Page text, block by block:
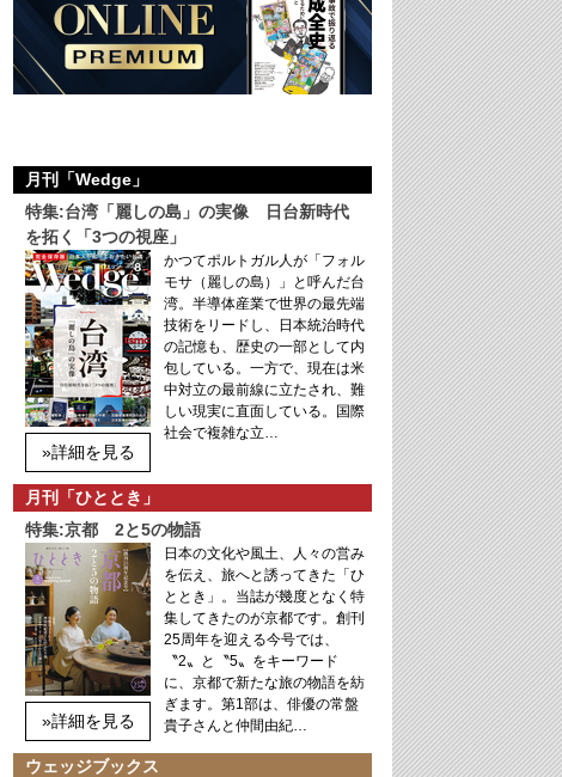
月刊「Wedge」
特集:台湾「麗しの島」の実像 日台新時代
を拓く「3つの視座」
»詳細を見る
かつてポルトガル人が「フォル
モサ（麗しの島）」と呼んだ台
湾。半導体産業で世界の最先端
技術をリードし、日本統治時代
の記憶も、歴史の一部として内
包している。一方で、現在は米
中対立の最前線に立たされ、難
しい現実に直面している。国際
社会で複雑な立…
月刊「ひととき」
特集:京都 2と5の物語
»詳細を見る
日本の文化や風土、人々の営み
を伝え、旅へと誘ってきた「ひ
ととき」。当誌が幾度となく特
集してきたのが京都です。創刊
25周年を迎える今号では、
〝2〟と〝5〟をキーワード
に、京都で新たな旅の物語を紡
ぎます。第1部は、俳優の常盤
貴子さんと仲間由紀…
ウェッジブックス